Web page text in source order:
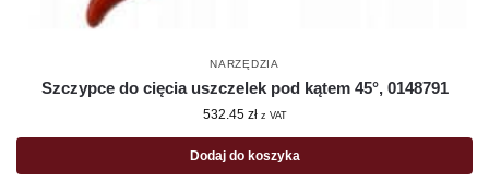
NARZĘDZIA
Szczypce do cięcia uszczelek pod kątem 45°, 0148791
532.45 zł z VAT
Dodaj do koszyka